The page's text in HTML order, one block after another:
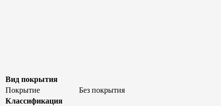
Вид покрытия
Покрытие
Без покрытия
Классификация